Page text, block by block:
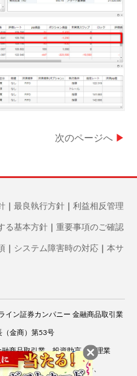
次のページへ ▶
最良執行方針 利益相反管理
る基本方針 重要事項のご確認
システム障害時の対応 本サ
イン証券カンパニー 金融商品取引業
（金商）第53号
商品取引業、投資助言・代理業
般社団法人 資産運用業協会、